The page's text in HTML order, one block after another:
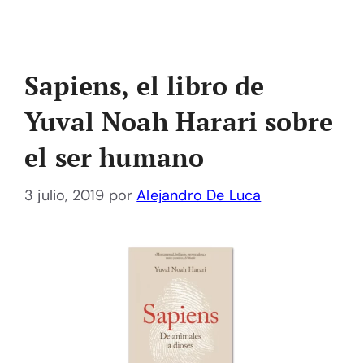
Sapiens, el libro de
Yuval Noah Harari sobre
el ser humano
3 julio, 2019 porAlejandro De Luca